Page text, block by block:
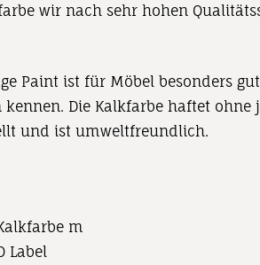
wir nach sehr hohen
Paint ist für Möbel besonders
kennen. Die Kalkfarbe haftet ohne
und ist umweltfreundlich.
m
Label